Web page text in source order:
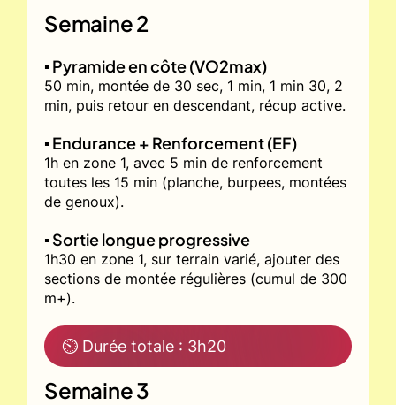
Semaine 2
▪️ Pyramide en côte (VO2max)
50 min, montée de 30 sec, 1 min, 1 min 30, 2
min, puis retour en descendant, récup active.
▪️ Endurance + Renforcement (EF)
1h en zone 1, avec 5 min de renforcement
toutes les 15 min (planche, burpees, montées
de genoux).
▪️ Sortie longue progressive
1h30 en zone 1, sur terrain varié, ajouter des
sections de montée régulières (cumul de 300
m+).
⏲ Durée totale : 3h20
Semaine 3